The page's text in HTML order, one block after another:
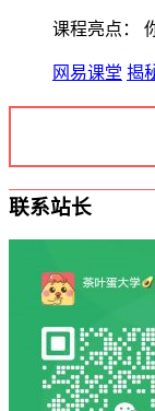
课程亮点：
网易课堂 揭
联系站长